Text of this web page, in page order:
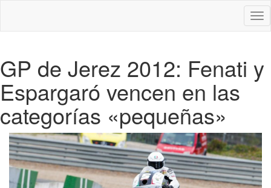
GP de Jerez 2012: Fenati y
Espargaró vencen en las
categorías «pequeñas»